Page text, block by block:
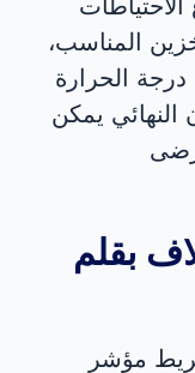
المناسب،
الحرارة
النهائي يمكن
بقلم
من الفئة 1 (شريط مؤشر